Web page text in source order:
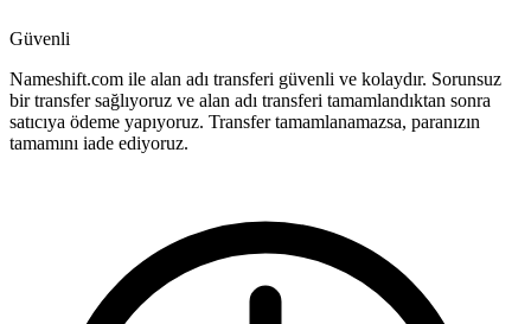
Güvenli
Nameshift.com ile alan adı transferi güvenli ve kolaydır. Sorunsuz
bir transfer sağlıyoruz ve alan adı transferi tamamlandıktan sonra
satıcıya ödeme yapıyoruz. Transfer tamamlanamazsa, paranızın
tamamını iade ediyoruz.